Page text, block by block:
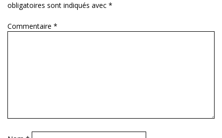
obligatoires sont indiqués avec *
Commentaire *